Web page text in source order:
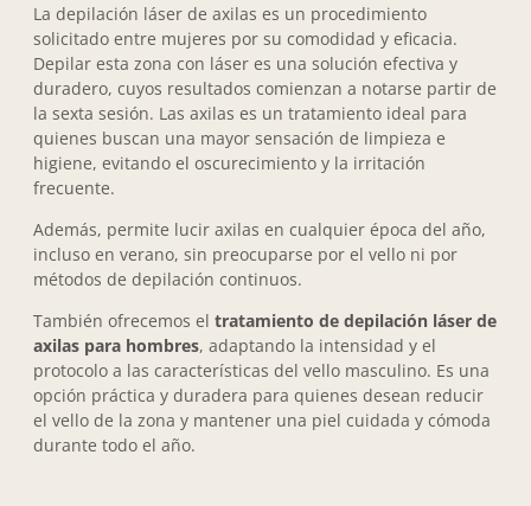
La depilación láser de axilas es un procedimiento
solicitado entre mujeres por su comodidad y eficacia.
Depilar esta zona con láser es una solución efectiva y
duradero, cuyos resultados comienzan a notarse partir de
la sexta sesión. Las axilas es un tratamiento ideal para
quienes buscan una mayor sensación de limpieza e
higiene, evitando el oscurecimiento y la irritación
frecuente.
Además, permite lucir axilas en cualquier época del año,
incluso en verano, sin preocuparse por el vello ni por
métodos de depilación continuos.
También ofrecemos eltratamiento de depilación láser de
axilas para hombres, adaptando la intensidad y el
protocolo a las características del vello masculino. Es una
opción práctica y duradera para quienes desean reducir
el vello de la zona y mantener una piel cuidada y cómoda
durante todo el año.